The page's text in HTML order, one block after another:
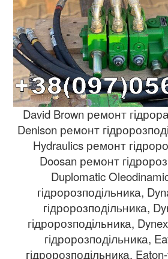
David Brown ремонт
Denison ремонт
Hydraulics ремонт
Doosan ремонт
Duplomatic
гідророзподільника,
гідророзподільника,
гідророзподільника,
гідророзподільника,
гідророзподільника,